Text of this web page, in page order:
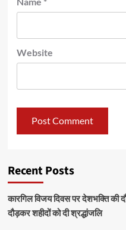
Website
Recent Posts
कारगिल विजय दिवस पर देशभक्ति की
दौड़कर शहीदों को दी श्रद्धांजलि